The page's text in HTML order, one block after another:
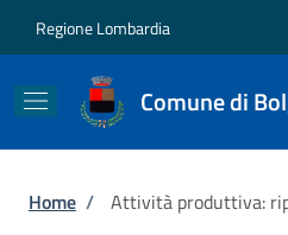
Regione Lombardia
Comune di
Briciole di pane
Home / Attività produttiva: